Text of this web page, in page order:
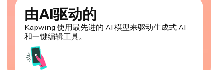
由AI驱动的
Kapwing 使用最先进的 AI 模型来驱动生成式 AI
和一键编辑工具。